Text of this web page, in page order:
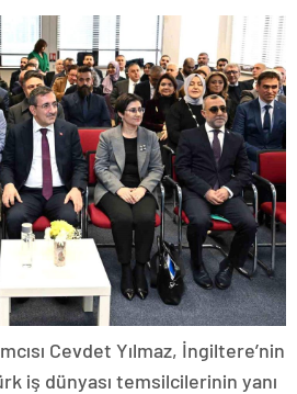
Cevdet Yılmaz, İngiltere’nin
iş dünyası temsilcilerinin yanı